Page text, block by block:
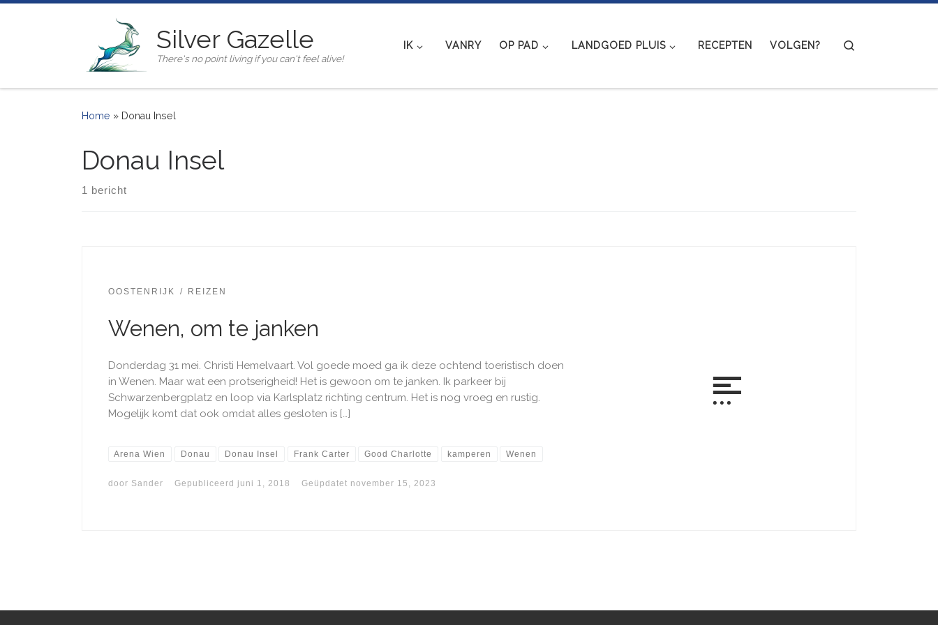
Silver Gazelle
There's no point living if you can't feel alive!
IK VANRY OP PAD LANDGOED PLUIS RECEPTEN VOLGEN?
Home » Donau Insel
Donau Insel
1 bericht
OOSTENRIJK REIZEN
Wenen, om te janken
Donderdag 31 mei. Christi Hemelvaart. Vol goede moed ga ik deze ochtend toeristisch doen
in Wenen. Maar wat een protserigheid! Het is gewoon om te janken. Ik parkeer bij
Schwarzenbergplatz en loop via Karlsplatz richting centrum. Het is nog vroeg en rustig.
Mogelijk komt dat ook omdat alles gesloten is […]
Arena Wien Donau Donau Insel Frank Carter Good Charlotte kamperen Wenen
door Sander Gepubliceerd juni 1, 2018 Geüpdatet november 15, 2023